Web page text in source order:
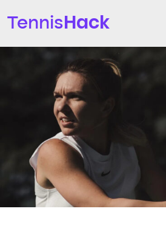
TennisHack
T-Finder
Raquetas de
Zapatillas
Comparador
Consultorio
Blog